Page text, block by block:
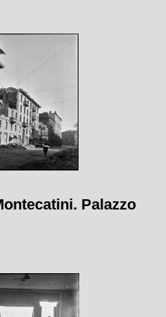
Palazzo